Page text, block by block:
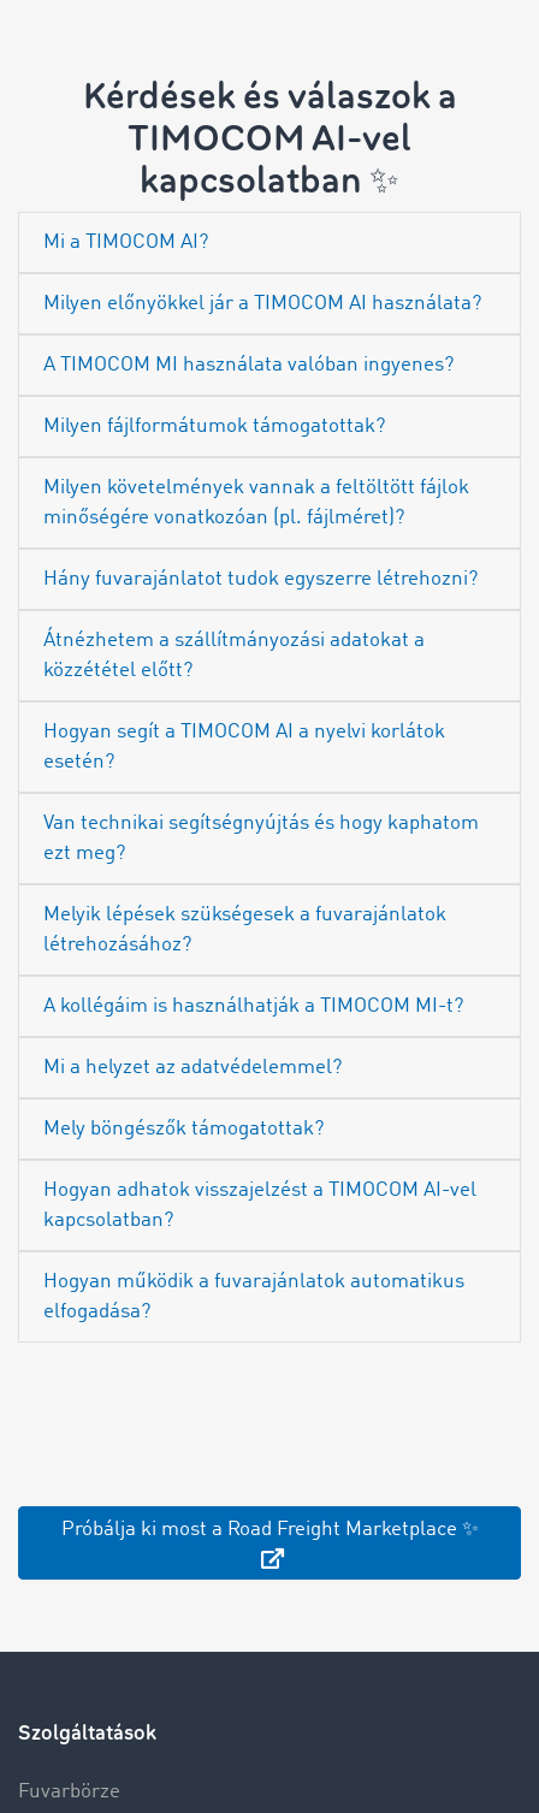
Kérdések és válaszok a
TIMOCOM AI-vel
kapcsolatban ✨
Mi a TIMOCOM AI?
Milyen előnyökkel jár a TIMOCOM AI használata?
A TIMOCOM MI használata valóban ingyenes?
Milyen fájlformátumok támogatottak?
Milyen követelmények vannak a feltöltött fájlok
minőségére vonatkozóan (pl. fájlméret)?
Hány fuvarajánlatot tudok egyszerre létrehozni?
Átnézhetem a szállítmányozási adatokat a
közzététel előtt?
Hogyan segít a TIMOCOM AI a nyelvi korlátok
esetén?
Van technikai segítségnyújtás és hogy kaphatom
ezt meg?
Melyik lépések szükségesek a fuvarajánlatok
létrehozásához?
A kollégáim is használhatják a TIMOCOM MI-t?
Mi a helyzet az adatvédelemmel?
Mely böngészők támogatottak?
Hogyan adhatok visszajelzést a TIMOCOM AI-vel
kapcsolatban?
Hogyan működik a fuvarajánlatok automatikus
elfogadása?
Próbálja ki most a Road Freight Marketplace ✨
Szolgáltatások
Fuvarbörze